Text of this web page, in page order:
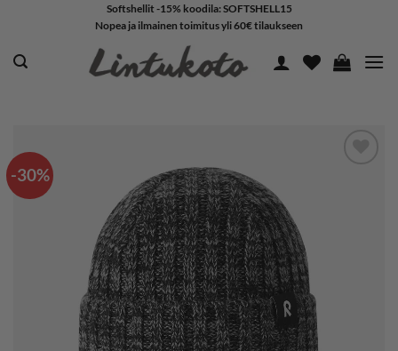
content
Softshellit -15% koodila: SOFTSHELL15
Nopea ja ilmainen toimitus yli 60€ tilaukseen
-30%
SUOSIKKEIHIN